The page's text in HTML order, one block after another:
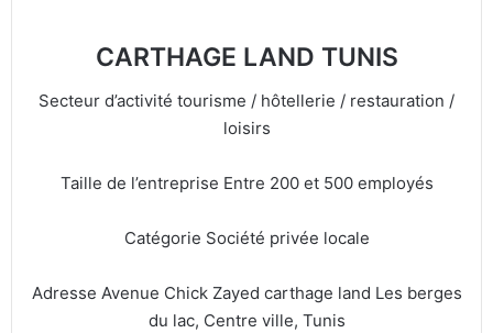
CARTHAGE LAND TUNIS
Secteur d’activité tourisme / hôtellerie / restauration /
loisirs
Taille de l’entreprise Entre 200 et 500 employés
Catégorie Société privée locale
Adresse Avenue Chick Zayed carthage land Les berges
du lac, Centre ville, Tunis